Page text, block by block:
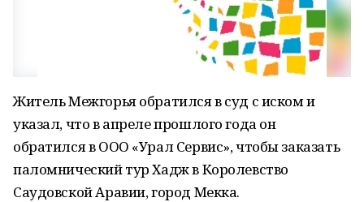
Житель Межгорья обратился в суд с иском и
указал, что в апреле прошлого года он
обратился в ООО «Урал Сервис», чтобы заказать
паломнический тур Хадж в Королевство
Саудовской Аравии, город Мекка.